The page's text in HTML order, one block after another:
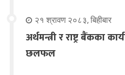
२१ श्रावण २०८३, बिहीबार
अर्थमन्त्री र राष्ट्र बैंकका
छलफल